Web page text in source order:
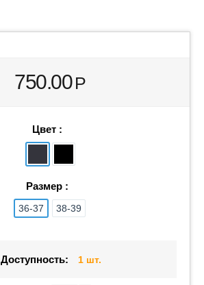
750.00 Р
Цвет :
Размер :
36-37 38-39
Доступность: 1 шт.